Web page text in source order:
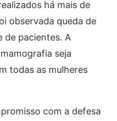
há mais de
observada queda de
de pacientes. A
seja
todas as mulheres
com a defesa